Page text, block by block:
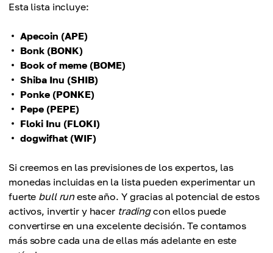
Esta lista incluye:
Apecoin (APE)
Bonk (BONK)
Book of meme (BOME)
Shiba Inu (SHIB)
Ponke (PONKE)
Pepe (PEPE)
Floki Inu (FLOKI)
dogwifhat (WIF)
Si creemos en las previsiones de los expertos, las
monedas incluidas en la lista pueden experimentar un
fuerte bull run este año. Y gracias al potencial de estos
activos, invertir y hacer tradingcon ellos puede
convertirse en una excelente decisión. Te contamos
más sobre cada una de ellas más adelante en este